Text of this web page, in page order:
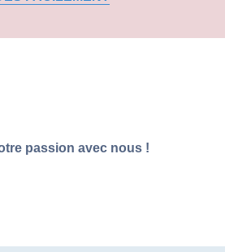
passion avec nous !